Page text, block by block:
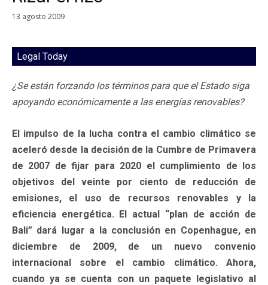
13 agosto 2009
Legal Today
¿Se están forzando los términos para que el Estado siga
apoyando económicamente a las energías renovables?
El impulso de la lucha contra el cambio climático se
aceleró desde la decisión de la Cumbre de Primavera
de 2007 de fijar para 2020 el cumplimiento de los
objetivos del veinte por ciento de reducción de
emisiones, el uso de recursos renovables y la
eficiencia energética. El actual “plan de acción de
Bali” dará lugar a la conclusión en Copenhague, en
diciembre de 2009, de un nuevo convenio
internacional sobre el cambio climático. Ahora,
cuando ya se cuenta con un paquete legislativo al